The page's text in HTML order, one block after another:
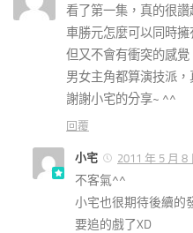
看了第一集，真的很讚
車勝元怎麼可以同時
但又不會有衝突的感覺
男女主角都算演技派
謝謝小宅的分享~ ^^
回覆
小宅 2011 年 5 月 8
不客氣^^
小宅也很期待後續的
要追的戲了XD